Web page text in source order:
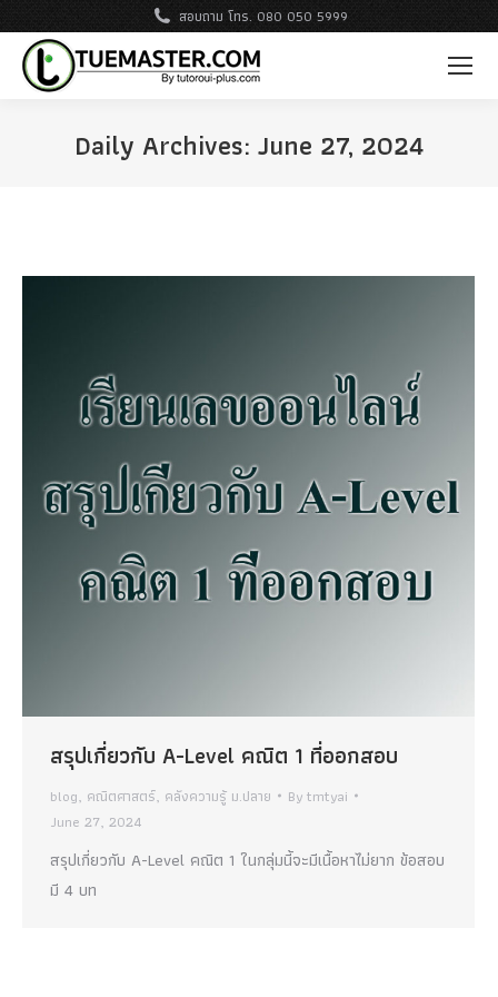
สอบถาม โทร. 080 050 5999
Daily Archives: June 27, 2024
สรุปเกี่ยวกับ A-Level คณิต 1 ที่ออกสอบ
blog, คณิตศาสตร์, คลังความรู้ ม.ปลาย Bytmtyai
June 27, 2024
สรุปเกี่ยวกับ A-Level คณิต 1 ในกลุ่มนี้จะมีเนื้อหาไม่ยาก ข้อสอบ
มี 4 บท